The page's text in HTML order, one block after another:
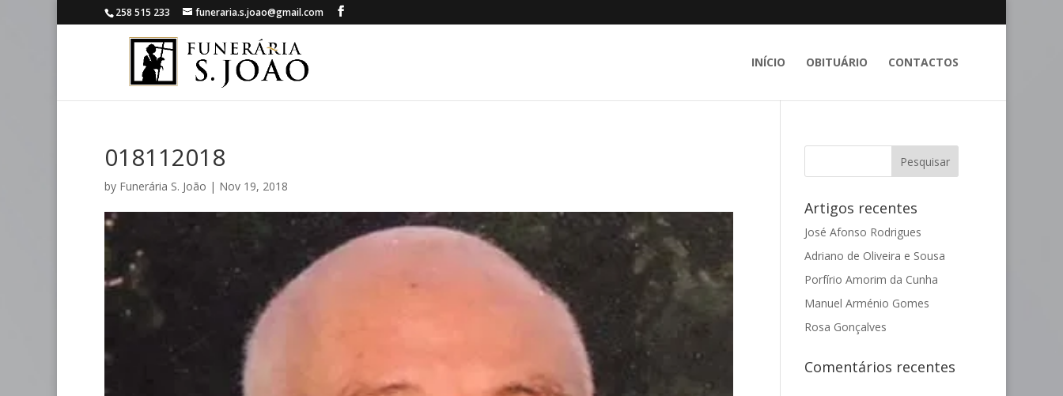
258 515 233 funeraria.s.joao@gmail.com
INÍCIO OBITUÁRIO CONTACTOS
018112018
by Funerária S. João | Nov 19, 2018
Artigos recentes
José Afonso Rodrigues
Adriano de Oliveira e Sousa
Porfírio Amorim da Cunha
Manuel Arménio Gomes
Rosa Gonçalves
Comentários recentes